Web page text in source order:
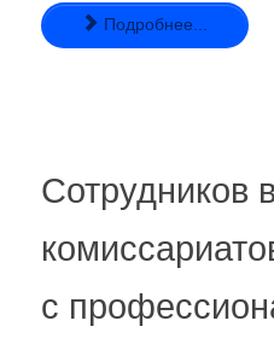
Подробнее...
Сотрудников
с